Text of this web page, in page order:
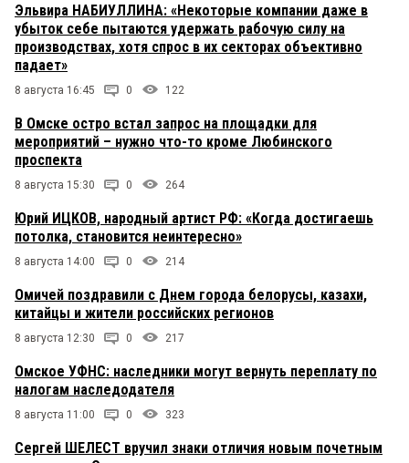
Эльвира НАБИУЛЛИНА: «Некоторые компании даже в
убыток себе пытаются удержать рабочую силу на
производствах, хотя спрос в их секторах объективно
падает»
8 августа 16:45 0 122
В Омске остро встал запрос на площадки для
мероприятий – нужно что-то кроме Любинского
проспекта
8 августа 15:30 0 264
Юрий ИЦКОВ, народный артист РФ: «Когда достигаешь
потолка, становится неинтересно»
8 августа 14:00 0 214
Омичей поздравили с Днем города белорусы, казахи,
китайцы и жители российских регионов
8 августа 12:30 0 217
Омское УФНС: наследники могут вернуть переплату по
налогам наследодателя
8 августа 11:00 0 323
Сергей ШЕЛЕСТ вручил знаки отличия новым почетным